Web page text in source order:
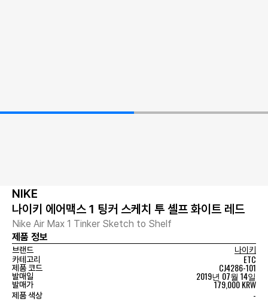
NIKE
나이키 에어맥스 1 팅커 스케치 투 셸프 화이트 레드
Nike Air Max 1 Tinker Sketch to Shelf
제품 정보
브랜드
나이키
카테고리
ETC
제품 코드 CJ4286-101
발매일 2019년 07월 14일
발매가 179,000 KRW
제품 색상 -